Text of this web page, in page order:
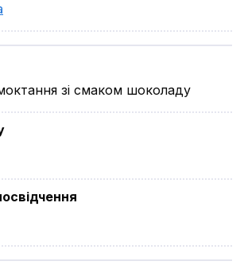
зі смаком шоколаду